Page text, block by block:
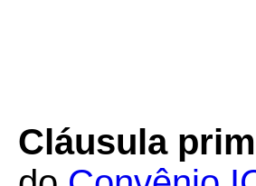
Cláusula